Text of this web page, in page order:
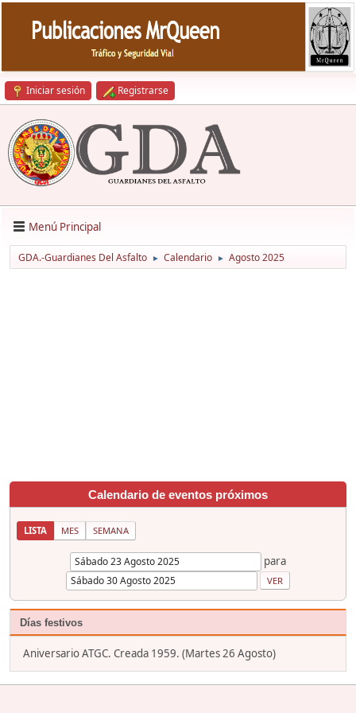
Iniciar sesión Registrarse
Menú Principal
GDA.-Guardianes Del Asfalto ► Calendario ► Agosto 2025
Calendario de eventos próximos
LISTA MES SEMANA
para
Días festivos
Aniversario ATGC. Creada 1959. (Martes 26 Agosto)